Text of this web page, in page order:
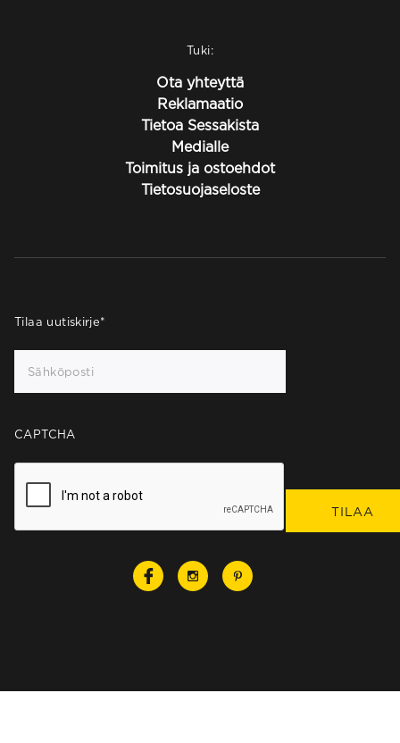
Tuki:
Ota yhteyttä
Reklamaatio
Tietoa Sessakista
Medialle
Toimitus ja ostoehdot
Tietosuojaseloste
Tilaa uutiskirje*
CAPTCHA